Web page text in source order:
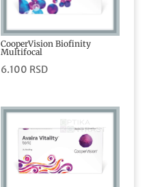
CooperVision Biofinity
Multifocal
6.100 RSD